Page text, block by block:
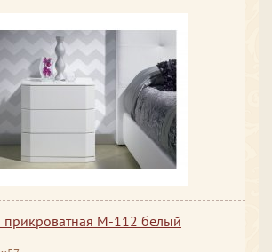
прикроватная М-112 белый